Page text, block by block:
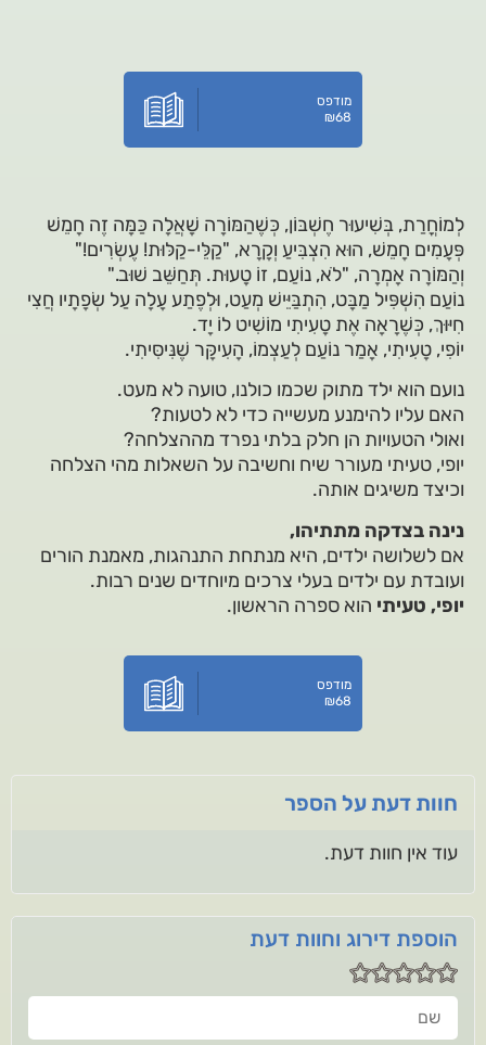
מודפס
₪68
לְמוֹחֳרַת, בְּשִׁיעוּר חֶשְׁבּוֹן, כְּשֶׁהַמּוֹרָה שָׁאֲלָה כַּמָּה זֶה חָמֵשׁ
פְּעָמִים חָמֵשׁ, הוּא הִצְבִּיעַ וְקָרָא, "קַלֵּי-קַלּוּת! עֶשְׂרִים!"
וְהַמּוֹרָה אָמְרָה, "לֹא, נוֹעַם, זוֹ טָעוּת. תְּחַשֵּׁב שׁוּב."
נוֹעַם הִשְׁפִּיל מַבָּט, הִתְבַּיֵּישׁ מְעַט, וּלְפֶתַע עָלָה עַל שְׂפָתָיו חֲצִי
חִיּוּךְ, כְּשֶׁרָאָה אֶת טָעִיתִי מוֹשִׁיט לוֹ יָד.
יוֹפִי, טָעִיתִי, אָמַר נוֹעַם לְעַצְמוֹ, הָעִיקָּר שֶׁנִּיסִּיתִי.
נועם הוא ילד מתוק שכמו כולנו, טועה לא מעט.
האם עליו להימנע מעשייה כדי לא לטעות?
ואולי הטעויות הן חלק בלתי נפרד מההצלחה?
יופי, טעיתי מעורר שיח וחשיבה על השאלות מהי הצלחה
וכיצד משיגים אותה.
נינה בצדקה מתתיהו,
אם לשלושה ילדים, היא מנתחת התנהגות, מאמנת הורים
ועובדת עם ילדים בעלי צרכים מיוחדים שנים רבות.
יופי, טעיתי הוא ספרה הראשון.
מודפס
₪68
חוות דעת על הספר
עוד אין חוות דעת.
הוספת דירוג וחוות דעת
שם